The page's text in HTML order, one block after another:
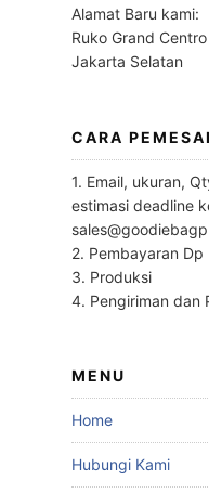
Alamat Baru kami:
Ruko Grand
Jakarta Selatan
CARA
1. Email, ukuran,
estimasi deadline
2. Pembayaran Dp
3. Produksi
4. Pengiriman dan
MENU
Home
Hubungi Kami